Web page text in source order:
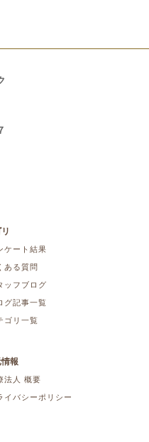
ケート結果
ある質問
ッフブログ
グ記事一覧
ゴリ一覧
報
法人 概要
イバシーポリシー